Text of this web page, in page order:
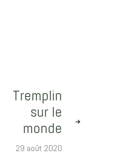
Tremplin
sur le
monde
29 août 2020